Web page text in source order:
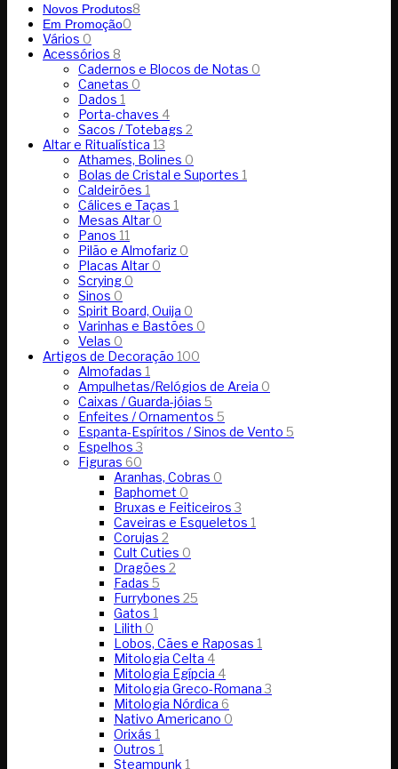
Novos Produtos8
Em Promoção0
Vários 0
Acessórios 8
Cadernos e Blocos de Notas 0
Canetas 0
Dados 1
Porta-chaves 4
Sacos / Totebags 2
Altar e Ritualística 13
Athames, Bolines 0
Bolas de Cristal e Suportes 1
Caldeirões 1
Cálices e Taças 1
Mesas Altar 0
Panos 11
Pilão e Almofariz 0
Placas Altar 0
Scrying 0
Sinos 0
Spirit Board, Ouija 0
Varinhas e Bastões 0
Velas 0
Artigos de Decoração 100
Almofadas 1
Ampulhetas/Relógios de Areia 0
Caixas / Guarda-jóias 5
Enfeites / Ornamentos 5
Espanta-Espíritos / Sinos de Vento 5
Espelhos3
Figuras 60
Aranhas, Cobras 0
Baphomet 0
Bruxas e Feiticeiros3
Caveiras e Esqueletos 1
Corujas 2
Cult Cuties 0
Dragões 2
Fadas 5
Furrybones 25
Gatos 1
Lilith 0
Lobos, Cães e Raposas 1
Mitologia Celta 4
Mitologia Egípcia 4
Mitologia Greco-Romana3
Mitologia Nórdica 6
Nativo Americano 0
Orixás 1
Outros 1
Steampunk 1